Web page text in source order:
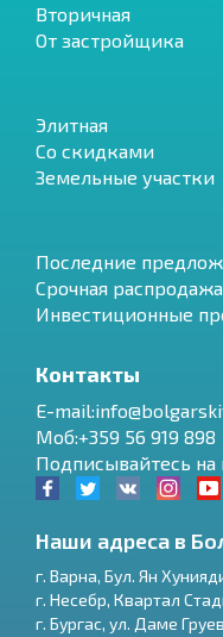
Вторичная
От застройщика
Элитная
Со скидками
Земельные участки
Последние
Срочная распродажа
Инвестиционные
Контакты
E-
Моб:+359 56 919 898
Подписывайтесь на
Наши адреса в
г. Варна, Бул. Ян
г. Несебр, Квартал
г. Бургас, ул. Даме